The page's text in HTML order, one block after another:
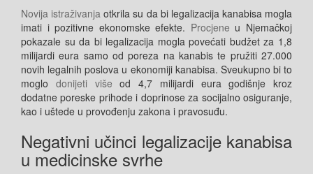
Novija istraživanja otkrila su da bi legalizacija kanabisa mogla
imati i pozitivne ekonomske efekte. Procjene u Njemačkoj
pokazale su da bi legalizacija mogla povećati budžet za 1,8
milijardi eura samo od poreza na kanabis te pružiti 27.000
novih legalnih poslova u ekonomiji kanabisa. Sveukupno bi to
moglo donijeti više od 4,7 milijardi eura godišnje kroz
dodatne poreske prihode i doprinose za socijalno osiguranje,
kao i uštede u provođenju zakona i pravosuđu.
Negativni učinci legalizacije kanabisa
u medicinske svrhe